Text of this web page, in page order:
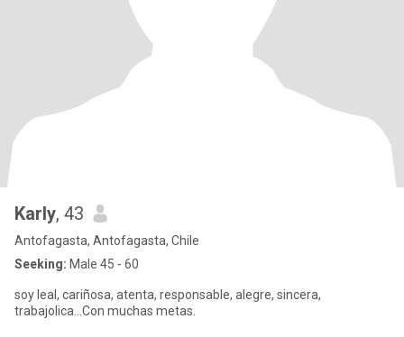
Karly, 43
Antofagasta, Antofagasta, Chile
Seeking: Male 45 - 60
soy leal, cariñosa, atenta, responsable, alegre, sincera,
trabajolica...Con muchas metas.